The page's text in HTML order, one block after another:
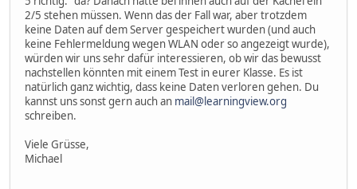
2/5 stehen müssen. Wenn das der Fall war, aber trotzdem
keine Daten auf dem Server gespeichert wurden (und auch
keine Fehlermeldung wegen WLAN oder so angezeigt wurde),
würden wir uns sehr dafür interessieren, ob wir das bewusst
nachstellen könnten mit einem Test in eurer Klasse. Es ist
natürlich ganz wichtig, dass keine Daten verloren gehen. Du
kannst uns sonst gern auch an mail@learningview.org
schreiben.
Viele Grüsse,
Michael